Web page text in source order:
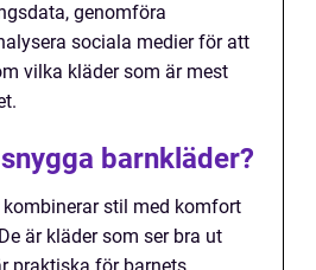
genomföra
sociala medier för att
vilka kläder som är mest
barnkläder?
stil med komfort
är kläder som ser bra ut